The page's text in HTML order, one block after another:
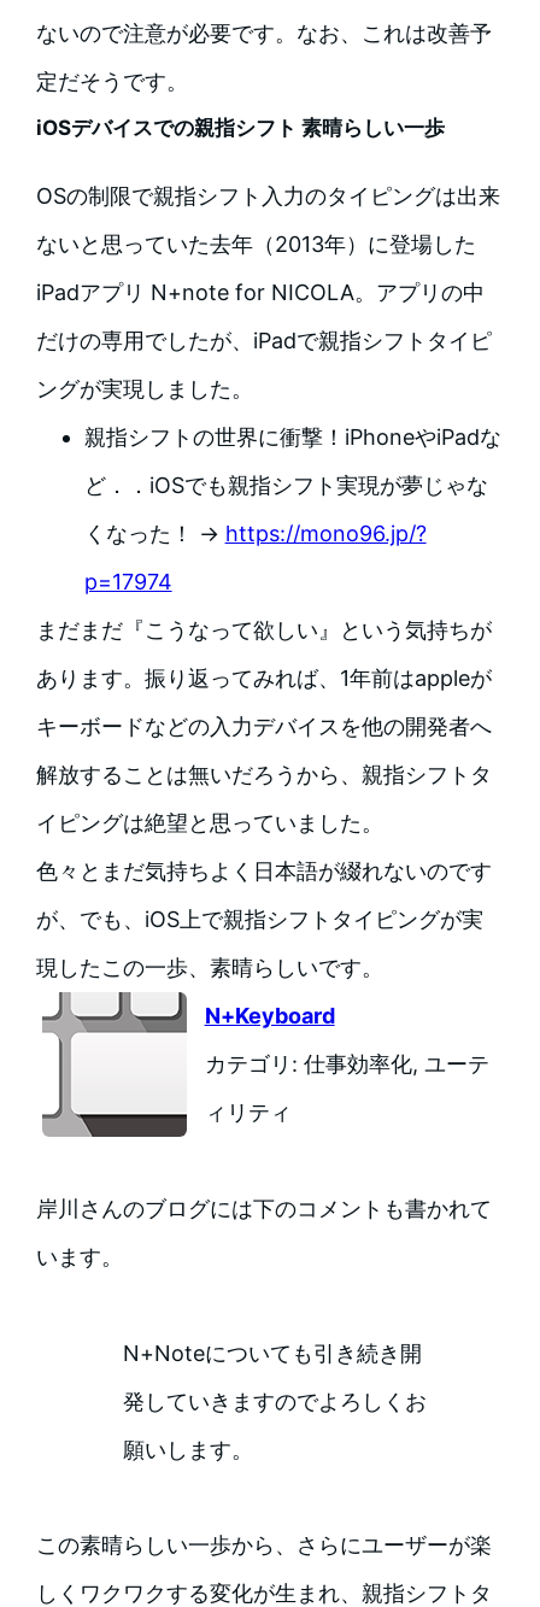
ないので注意が必要です。なお、これは改善予
定だそうです。
iOSデバイスでの親指シフト 素晴らしい一歩
OSの制限で親指シフト入力のタイピングは出来
ないと思っていた去年（2013年）に登場した
iPadアプリ N+note for NICOLA。アプリの中
だけの専用でしたが、iPadで親指シフトタイピ
ングが実現しました。
親指シフトの世界に衝撃！iPhoneやiPadな
ど．．iOSでも親指シフト実現が夢じゃな
くなった！ → https://mono96.jp/?
p=17974
まだまだ『こうなって欲しい』という気持ちが
あります。振り返ってみれば、1年前はappleが
キーボードなどの入力デバイスを他の開発者へ
解放することは無いだろうから、親指シフトタ
イピングは絶望と思っていました。
色々とまだ気持ちよく日本語が綴れないのです
が、でも、iOS上で親指シフトタイピングが実
現したこの一歩、素晴らしいです。
N+Keyboard
カテゴリ: 仕事効率化, ユーテ
ィリティ
岸川さんのブログには下のコメントも書かれて
います。
N+Noteについても引き続き開
発していきますのでよろしくお
願いします。
この素晴らしい一歩から、さらにユーザーが楽
しくワクワクする変化が生まれ、親指シフトタ